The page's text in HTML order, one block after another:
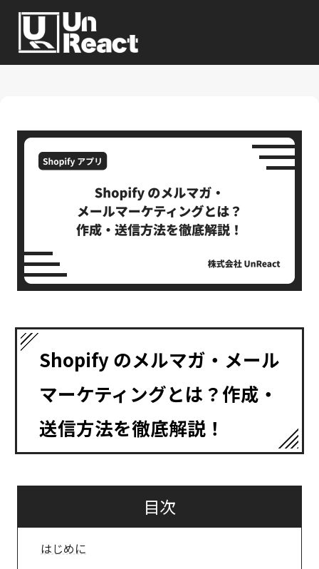
Shopify のメルマガ・メール
マーケティングとは？作成・
送信方法を徹底解説！
目次
はじめに